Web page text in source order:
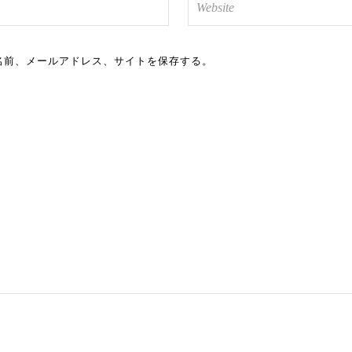
、メールアドレス、サイトを保存する。